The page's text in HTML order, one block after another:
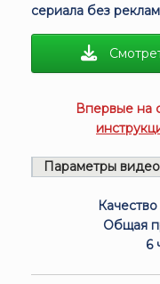
сериала без
Впервые на
Параметры
Общая
6